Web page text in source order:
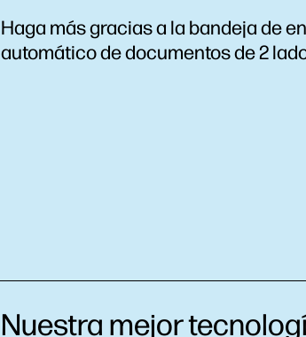
Haga más gracias a la bandeja de
automático de documentos de 2
Nuestra mejor